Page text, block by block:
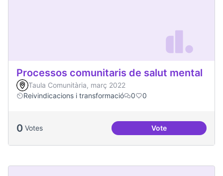
Processos comunitaris de salut mental
Taula Comunitària, març 2022
Reivindicacions i transformació
0 0
0 Votes VoteProcessos